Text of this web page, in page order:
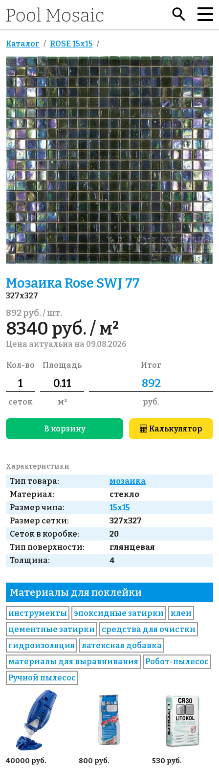
Каталог ROSE 15x15
Мозаика Rose SWJ 77
327x327
892 руб. / шт.
8340 руб. / м²
Цена актуальна на 09.08.2026
Кол-во
сеток
Площадь
м²
Итог
руб.
В корзину Калькулятор
Характеристики
Тип товара:
мозаика
Материал:
стекло
Размер чипа:
15x15
Размер сетки:
327x327
Сеток в коробке:
20
Тип поверхности:
глянцевая
Толщина:
4
Материалы для поклейки
инструменты эпоксидные затирки
клеи
цементные затирки
средства для очистки
гидроизоляция
латексная добавка
материалы для выравнивания
Робот-пылесос
Ручной пылесос
40000 руб.
800 руб.
530 руб.